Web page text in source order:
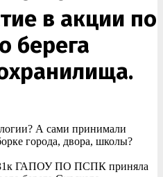
в акции по
берега
А сами принимали
города, двора, школы?
ГАПОУ ПО ПСПК приняла